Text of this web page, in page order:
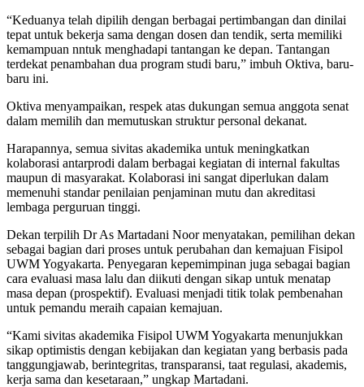
“Keduanya telah dipilih dengan berbagai pertimbangan dan dinilai
tepat untuk bekerja sama dengan dosen dan tendik, serta memiliki
kemampuan nntuk menghadapi tantangan ke depan. Tantangan
terdekat penambahan dua program studi baru,” imbuh Oktiva, baru-
baru ini.
Oktiva menyampaikan, respek atas dukungan semua anggota senat
dalam memilih dan memutuskan struktur personal dekanat.
Harapannya, semua sivitas akademika untuk meningkatkan
kolaborasi antarprodi dalam berbagai kegiatan di internal fakultas
maupun di masyarakat. Kolaborasi ini sangat diperlukan dalam
memenuhi standar penilaian penjaminan mutu dan akreditasi
lembaga perguruan tinggi.
Dekan terpilih Dr As Martadani Noor menyatakan, pemilihan dekan
sebagai bagian dari proses untuk perubahan dan kemajuan Fisipol
UWM Yogyakarta. Penyegaran kepemimpinan juga sebagai bagian
cara evaluasi masa lalu dan diikuti dengan sikap untuk menatap
masa depan (prospektif). Evaluasi menjadi titik tolak pembenahan
untuk pemandu meraih capaian kemajuan.
“Kami sivitas akademika Fisipol UWM Yogyakarta menunjukkan
sikap optimistis dengan kebijakan dan kegiatan yang berbasis pada
tanggungjawab, berintegritas, transparansi, taat regulasi, akademis,
kerja sama dan kesetaraan,” ungkap Martadani.